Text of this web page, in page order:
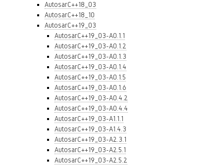
AutosarC++18_03
AutosarC++18_10
AutosarC++19_03
AutosarC++19_03-A0.1.1
AutosarC++19_03-A0.1.2
AutosarC++19_03-A0.1.3
AutosarC++19_03-A0.1.4
AutosarC++19_03-A0.1.5
AutosarC++19_03-A0.1.6
AutosarC++19_03-A0.4.2
AutosarC++19_03-A0.4.4
AutosarC++19_03-A1.1.1
AutosarC++19_03-A1.4.3
AutosarC++19_03-A2.3.1
AutosarC++19_03-A2.5.1
AutosarC++19_03-A2.5.2